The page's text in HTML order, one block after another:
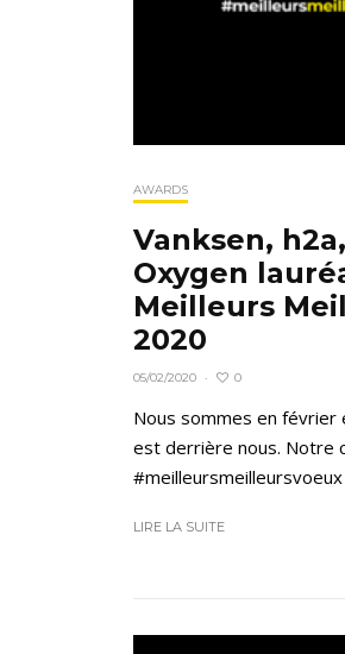
AWARDS
Vanksen,
Oxygen
Meilleurs
2020
05/02/2020 · 0
Nous sommes en
est derrière nous. Notre
LIRE LA SUITE